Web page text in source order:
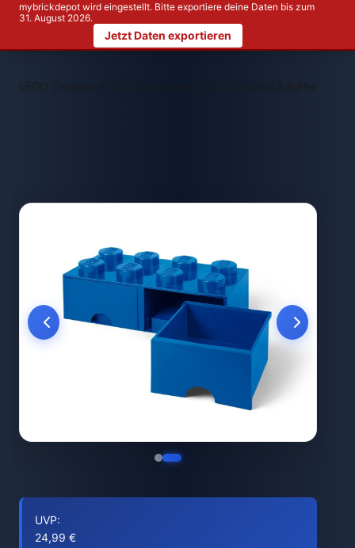
mybrickdepot wird eingestellt. Bitte exportiere deine Daten bis zum
31. August 2026.
Jetzt Daten exportieren
LEGO Themen > LEGO 5006143
UVP:
24,99 €